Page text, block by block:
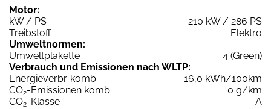
Motor:
kW / PS
210 kW / 286 PS
Treibstoff
Elektro
Umweltnormen:
Umweltplakette
4 (Green)
Verbrauch und Emissionen nach WLTP:
Energieverbr. komb.
16,0 kWh/100km
CO2-Emissionen komb.
0 g/km
CO2-Klasse
A